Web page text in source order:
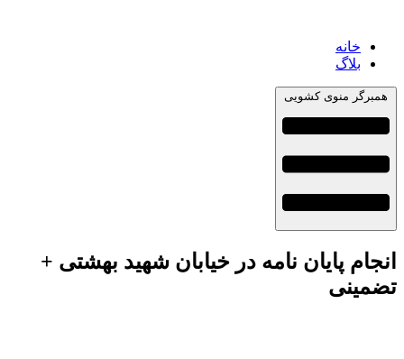
خانه
بلاگ
همبرگر منوی کشویی
انجام پایان نامه در خیابان شهید بهشتی +
تضمینی